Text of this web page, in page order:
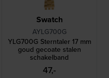
Swatch
AYLG700G
YLG700G Sterntaler 17 mm
goud gecoate stalen
schakelband
47,-